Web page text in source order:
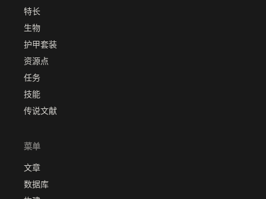
特长
生物
护甲套装
资源点
任务
技能
传说文献
菜单
文章
数据库